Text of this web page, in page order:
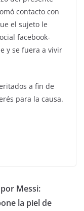
contacto con
el sujeto le
facebook-
y se fuera a vivir
a fin de
para la causa.
Messi:
la piel de